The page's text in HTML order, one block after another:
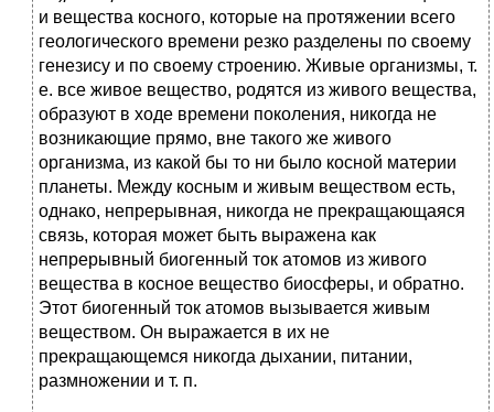
и вещества косного, которые на протяжении всего
геологического времени резко разделены по своему
генезису и по своему строению. Живые организмы, т.
е. все живое вещество, родятся из живого вещества,
образуют в ходе времени поколения, никогда не
возникающие прямо, вне такого же живого
организма, из какой бы то ни было косной материи
планеты. Между косным и живым веществом есть,
однако, непрерывная, никогда не прекращающаяся
связь, которая может быть выражена как
непрерывный биогенный ток атомов из живого
вещества в косное вещество биосферы, и обратно.
Этот биогенный ток атомов вызывается живым
веществом. Он выражается в их не
прекращающемся никогда дыхании, питании,
размножении и т. п.